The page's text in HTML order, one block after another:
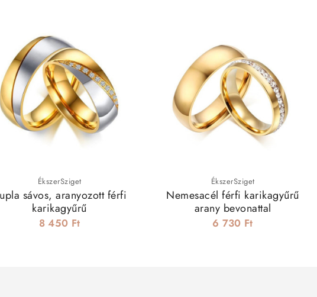
ÉkszerSziget
sávos, aranyozott férfi
karikagyűrű
8 450 Ft
ÉkszerSziget
Nemesacél férfi karikagyűrű
arany bevonattal
6 730 Ft